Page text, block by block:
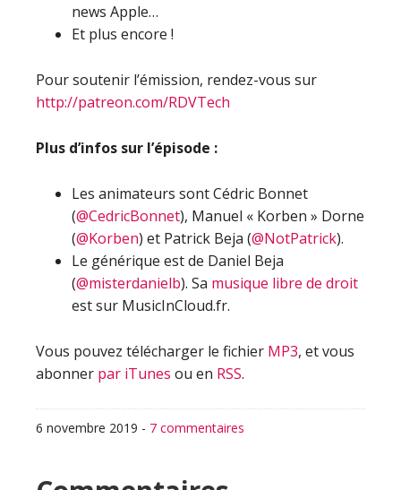
news Apple…
Et plus encore !
Pour soutenir l’émission, rendez-vous sur
http://patreon.com/RDVTech
Plus d’infos sur l’épisode :
Les animateurs sont Cédric Bonnet
(@CedricBonnet), Manuel « Korben » Dorne
(@Korben) et Patrick Beja (@NotPatrick).
Le générique est de Daniel Beja
(@misterdanielb). Sa musique libre de droit
est sur MusicInCloud.fr.
Vous pouvez télécharger le fichier MP3, et vous
abonner par iTunes ou en RSS.
6 novembre 2019 - 7 commentaires